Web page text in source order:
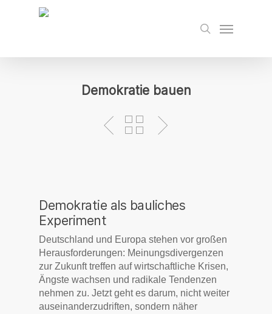
search
Menu
Demokratie bauen
Demokratie als bauliches
Experiment
Deutschland und Europa stehen vor großen
Herausforderungen: Meinungsdivergenzen
zur Zukunft treffen auf wirtschaftliche Krisen,
Ängste wachsen und radikale Tendenzen
nehmen zu. Jetzt geht es darum, nicht weiter
auseinanderzudriften, sondern näher